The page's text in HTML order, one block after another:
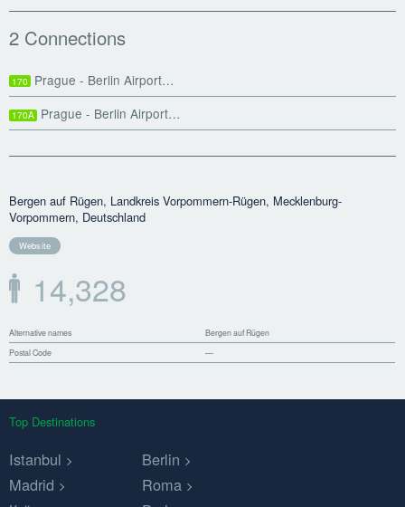
2 Connections
170 Prague - Berlin Airport…
170A Prague - Berlin Airport…
Bergen auf Rügen, Landkreis Vorpommern-Rügen, Mecklenburg-
Vorpommern, Deutschland
Website
14,328
Alternative names
Bergen auf Rügen
Postal Code
—
Top Destinations
Istanbul
Berlin
Madrid
Roma